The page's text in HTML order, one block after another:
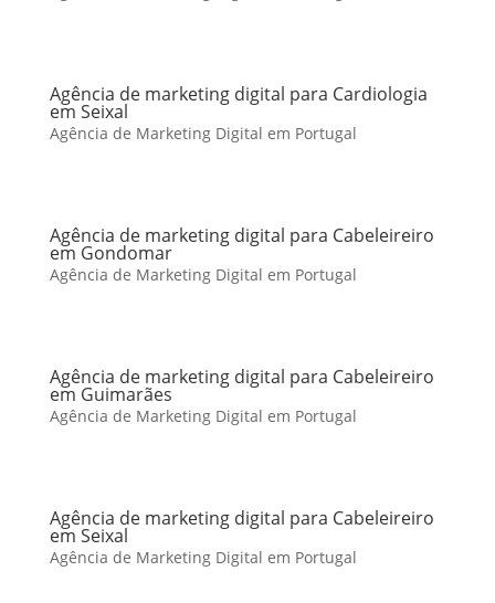
Agência de marketing digital para Cardiologia
em Seixal
Agência de Marketing Digital em Portugal
Agência de marketing digital para Cabeleireiro
em Gondomar
Agência de Marketing Digital em Portugal
Agência de marketing digital para Cabeleireiro
em Guimarães
Agência de Marketing Digital em Portugal
Agência de marketing digital para Cabeleireiro
em Seixal
Agência de Marketing Digital em Portugal